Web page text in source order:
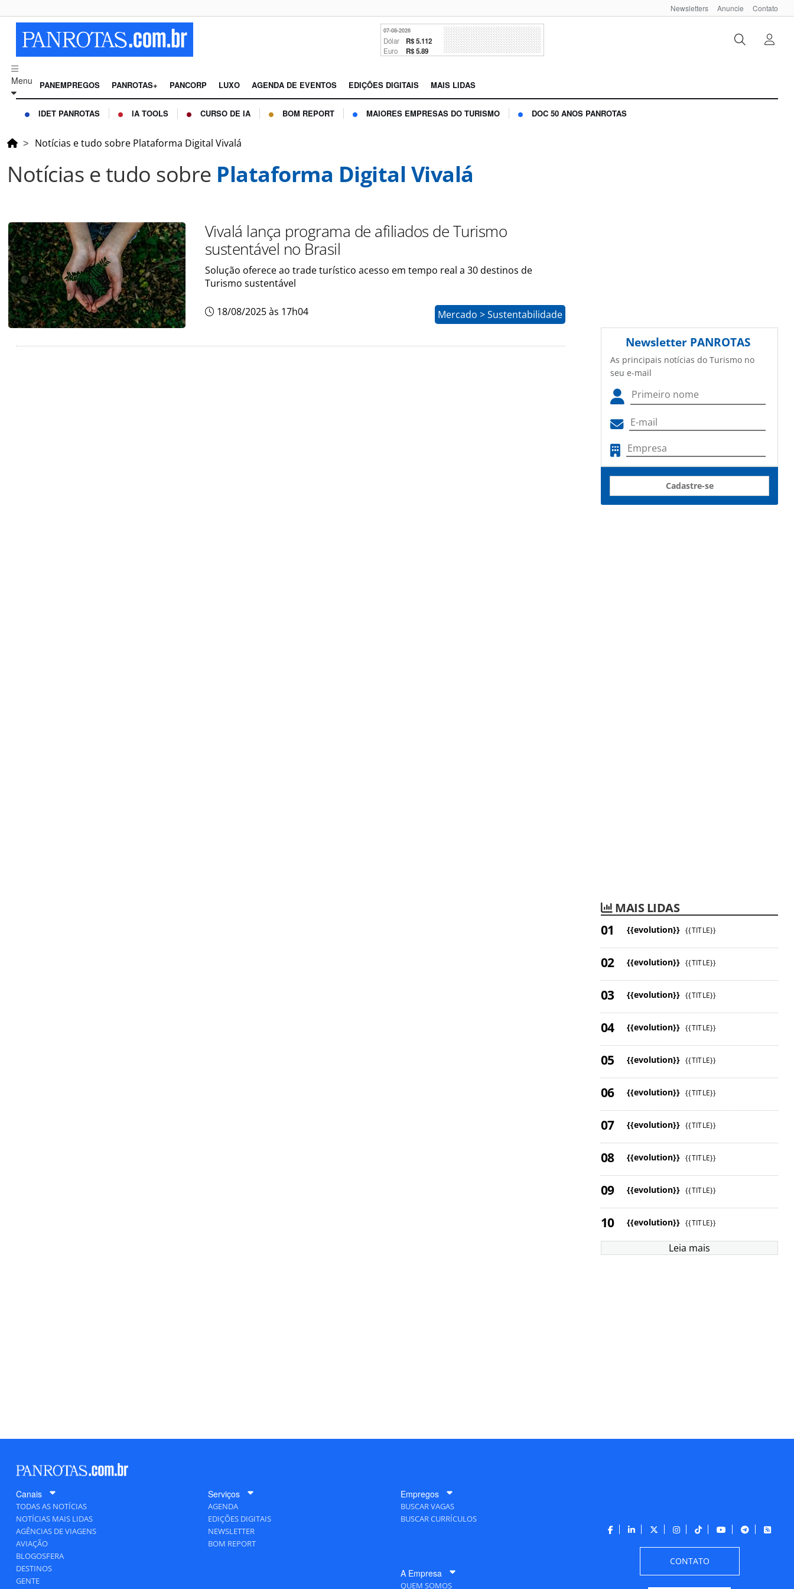
Newsletters Anuncie Contato
07-08-2026
Dólar R$ 5.112
Euro R$ 5.89
Menu PANEMPREGOS PANROTAS+ PANCORP LUXO AGENDA DE EVENTOS EDIÇÕES DIGITAIS MAIS LIDAS
IDET PANROTAS IA TOOLS CURSO DE IA BOM REPORT MAIORES EMPRESAS DO TURISMO DOC 50 ANOS PANROTAS
Notícias e tudo sobre Plataforma Digital Vivalá
Notícias e tudo sobre Plataforma Digital Vivalá
Vivalá lança programa de afiliados de Turismo
sustentável no Brasil
Solução oferece ao trade turístico acesso em tempo real a 30 destinos de
Turismo sustentável
18/08/2025 às 17h04 Mercado > Sustentabilidade
Newsletter PANROTAS
As principais notícias do Turismo no
seu e-mail
Cadastre-se
MAIS LIDAS
{{evolution}} {{TITLE}}
{{evolution}} {{TITLE}}
{{evolution}} {{TITLE}}
{{evolution}} {{TITLE}}
{{evolution}} {{TITLE}}
{{evolution}} {{TITLE}}
{{evolution}} {{TITLE}}
{{evolution}} {{TITLE}}
{{evolution}} {{TITLE}}
{{evolution}} {{TITLE}}
Leia mais
Canais
TODAS AS NOTÍCIAS
NOTÍCIAS MAIS LIDAS
AGÊNCIAS DE VIAGENS
AVIAÇÃO
BLOGOSFERA
DESTINOS
GENTE
Serviços
AGENDA
EDIÇÕES DIGITAIS
NEWSLETTER
BOM REPORT
Empregos
BUSCAR VAGAS
BUSCAR CURRÍCULOS
A Empresa
QUEM SOMOS
CONTATO